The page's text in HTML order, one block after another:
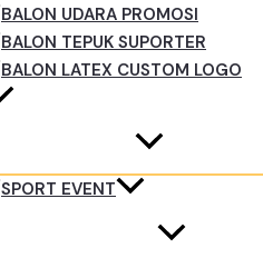
BALON UDARA PROMOSI
BALON TEPUK SUPORTER
BALON LATEX CUSTOM LOGO
SPORT EVENT